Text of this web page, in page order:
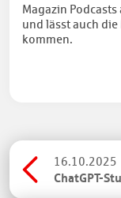
Magazin
und lässt auch
kommen.
16.10.2025
ChatGPT-